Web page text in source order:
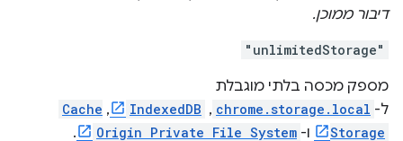
דיבור ממוכן.
"unlimitedStorage"
מספק מכסה בלתי מוגבלת
ל- chrome.storage.local
,‏
IndexedDB
,‏
Cache
Storage
ו- Origin Private File System
.